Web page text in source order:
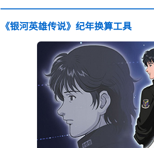
《银河英雄传说》纪年换算工具